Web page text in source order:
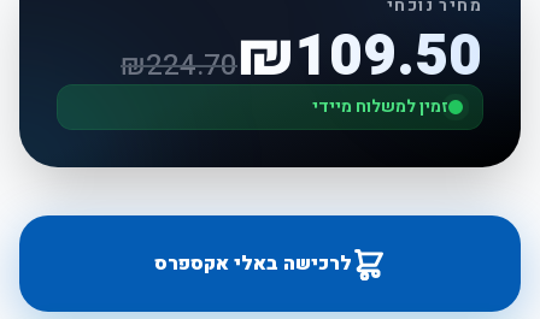
מחיר נוכחי
₪109.50
₪224.70
זמין למשלוח מיידי
לרכישה באלי אקספרס